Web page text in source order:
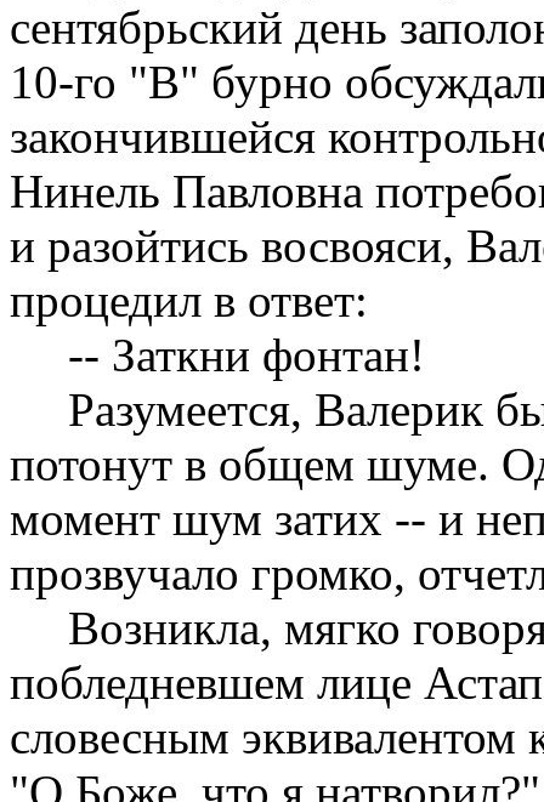
сентябрьский день
10-го "В" бурно
закончившейся
Нинель Павловна
и разойтись восвояси,
процедил в ответ:
-- Заткни фонтан!
Разумеется, Валерик
потонут в общем шуме.
момент шум затих -- и
прозвучало громко,
Возникла, мягко
побледневшем лице
словесным эквивалентом